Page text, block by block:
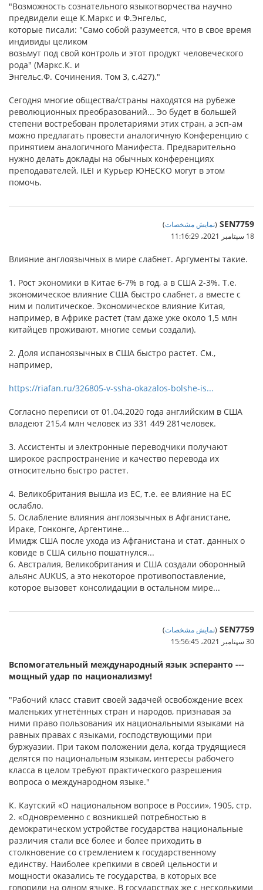
"Возможность сознательного языкотворчества научно
предвидели еще К.Маркс и Ф.Энгельс,
которые писали: "Само собой разумеется, что в свое время
индивиды целиком
возьмут под свой контроль и этот продукт человеческого
рода" (Маркс.К. и
Энгельс.Ф. Сочинения. Том 3, с.427)."
Сегодня многие общества/страны находятся на рубеже
революционных преобразований... Эо будет в большей
степени востребован пролетариями этих стран, а эсп-ам
можно предлагать провести аналогичную Конференцию с
принятием аналогичного Манифеста. Предварительно
нужно делать доклады на обычных конференциях
преподавателей, ILEI и Курьер ЮНЕСКО могут в этом
помочь.
SEN7759
(نمایش مشخصات)
18 سپتامبر 2021،‏ 11:16:29
Влияние англоязычных в мире слабнет. Аргументы такие.
1. Рост экономики в Китае 6-7% в год, а в США 2-3%. Т.е.
экономическое влияние США быстро слабнет, а вместе с
ним и политическое. Экономическое влияние Китая,
например, в Африке растет (там даже уже около 1,5 млн
китайцев проживают, многие семьи создали).
2. Доля испаноязычных в США быстро растет. См.,
например,
https://riafan.ru/326805-v-ssha-okazalos-bolshe-is...
Согласно переписи от 01.04.2020 года английским в США
владеют 215,4 млн человек из 331 449 281человек.
3. Ассистенты и электронные переводчики получают
широкое распространение и качество перевода их
относительно быстро растет.
4. Великобритания вышла из ЕС, т.е. ее влияние на ЕС
ослабло.
5. Ослабление влияния англоязычных в Афганистане,
Ираке, Гонконге, Аргентине...
Имидж США после ухода из Афганистана и стат. данных о
ковиде в США сильно пошатнулся...
6. Австралия, Великобритания и США создали оборонный
альянс AUKUS, а это некоторое противопоставление,
которое вызовет консолидации в остальном мире...
SEN7759
(نمایش مشخصات)
30 سپتامبر 2021،‏ 15:56:45
Вспомогательный международный язык эсперанто ---
мощный удар по национализму!
"Рабочий класс ставит своей задачей освобождение всех
маленьких угнетённых стран и народов, признавая за
ними право пользования их национальными языками на
равных правах с языками, господствующими при
буржуазии. При таком положении дела, когда трудящиеся
делятся по национальным языкам, интересы рабочего
класса в целом требуют практического разрешения
вопроса о международном языке."
К. Каутский «О национальном вопросе в России», 1905, стр.
2. «Одновременно с возникшей потребностью в
демократическом устройстве государства национальные
различия стали всё более и более приходить в
столкновение со стремлением к государственному
единству. Наиболее крепкими в своей цельности и
мощности оказались те государства, в которых все
говорили на одном языке. В государствах же с несколькими